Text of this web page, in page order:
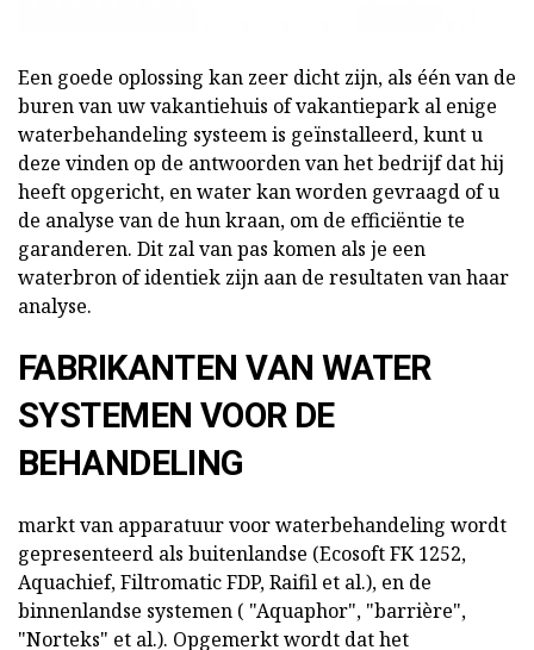
Een goede oplossing kan zeer dicht zijn, als één van de
buren van uw vakantiehuis of vakantiepark al enige
waterbehandeling systeem is geïnstalleerd, kunt u
deze vinden op de antwoorden van het bedrijf dat hij
heeft opgericht, en water kan worden gevraagd of u
de analyse van de hun kraan, om de efficiëntie te
garanderen. Dit zal van pas komen als je een
waterbron of identiek zijn aan de resultaten van haar
analyse.
FABRIKANTEN VAN WATER
SYSTEMEN VOOR DE
BEHANDELING
markt van apparatuur voor waterbehandeling wordt
gepresenteerd als buitenlandse (Ecosoft FK 1252,
Aquachief, Filtromatic FDP, Raifil et al.), en de
binnenlandse systemen ( "Aquaphor", "barrière",
"Norteks" et al.). Opgemerkt wordt dat het